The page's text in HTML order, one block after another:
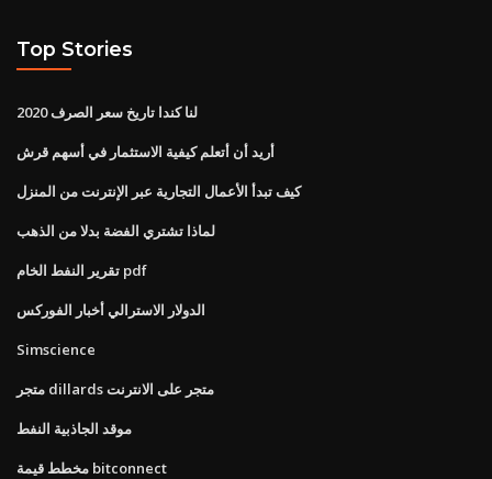
Top Stories
لنا كندا تاريخ سعر الصرف 2020
أريد أن أتعلم كيفية الاستثمار في أسهم قرش
كيف تبدأ الأعمال التجارية عبر الإنترنت من المنزل
لماذا تشتري الفضة بدلا من الذهب
تقرير النفط الخام pdf
الدولار الاسترالي أخبار الفوركس
Simscience
متجر dillards متجر على الانترنت
موقد الجاذبية النفط
مخطط قيمة bitconnect